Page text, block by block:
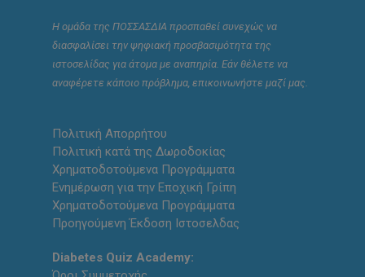
Η ομάδα της ΠΟΣΣΑΣΔΙΑ προσπαθεί συνεχώς να
διασφαλίσει την ψηφιακή προσβασιμότητα της
ιστοσελίδας για άτομα με αναπηρία. Εάν θέλετε να
αναφέρετε κάποιο πρόβλημα, επικοινωνήστε μαζί μας.
Πολιτική Απορρήτου
Πολιτική κατά της Δωροδοκίας
Χρηματοδοτούμενα Προγράμματα
Ενημέρωση για την Εποχική Γρίπη
Χρηματοδοτούμενα Προγράμματα
Προηγούμενη Έκδοση Ιστοσελδας
Diabetes Quiz Academy: